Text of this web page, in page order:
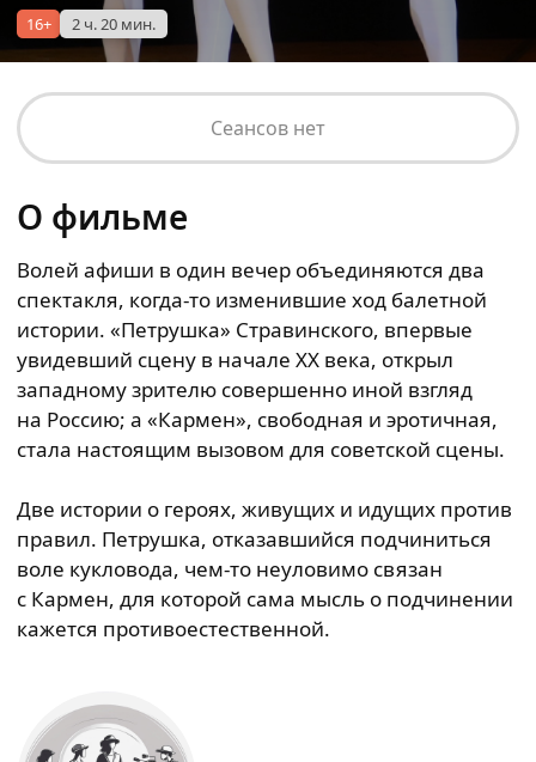
16+ 2 ч. 20 мин.
Сеансов нет
О фильме
Волей афиши в один вечер объединяются два
спектакля, когда-то изменившие ход балетной
истории. «Петрушка» Стравинского, впервые
увидевший сцену в начале ХХ века, открыл
западному зрителю совершенно иной взгляд
на Россию; а «Кармен», свободная и эротичная,
стала настоящим вызовом для советской сцены.
Две истории о героях, живущих и идущих против
правил. Петрушка, отказавшийся подчиниться
воле кукловода, чем-то неуловимо связан
с Кармен, для которой сама мысль о подчинении
кажется противоестественной.